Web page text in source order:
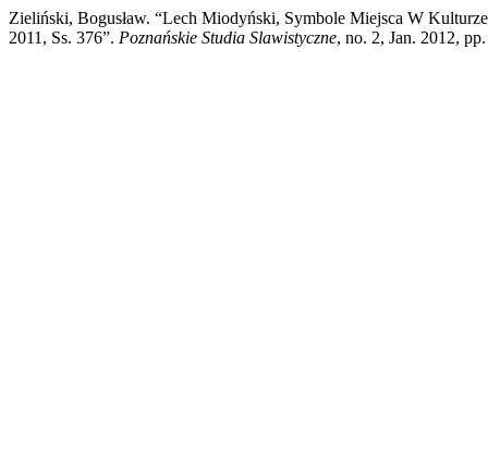
Zieliński, Bogusław. “Lech Miodyński, Symbole Miejsca W
2011, Ss. 376”. Poznańskie Studia Slawistyczne, no. 2, Jan. 2012,